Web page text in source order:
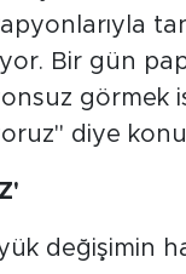
Bir gün
görmek
diye
değişimin